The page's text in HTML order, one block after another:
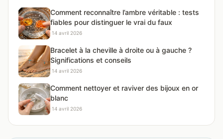
Comment reconnaître l’ambre véritable : tests
fiables pour distinguer le vrai du faux
·14 avril 2026
Bracelet à la cheville à droite ou à gauche ?
Significations et conseils
·14 avril 2026
Comment nettoyer et raviver des bijoux en or
blanc
·14 avril 2026